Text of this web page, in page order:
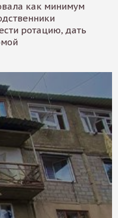
как минимум
ротацию, дать